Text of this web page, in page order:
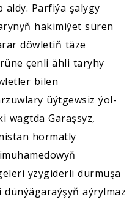
aldy. Parfiýa şalygy
häkimiýet süren
döwletiň täze
çenli ähli taryhy
bilen
üýtgewsiz ýol-
wagtda Garaşsyz,
hormatly
yzygiderli durmuşa
aýrylmaz